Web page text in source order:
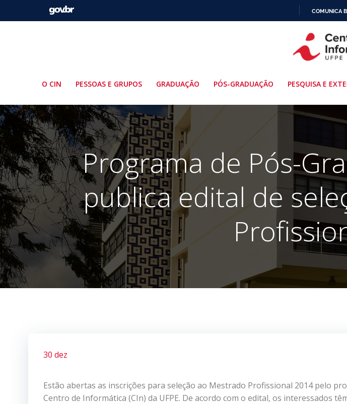
O
COMUNICA
O CIN PESSOAS E GRUPOS GRADUAÇÃO PÓS-GRADUAÇÃO PESQUISA E
Programa de Pós-
publica edital de
30 dez
Estão abertas as inscrições para seleção ao Mestrado Profissional 2014 pelo
Centro de Informática (CIn) da UFPE. De acordo com o edital, os interessados